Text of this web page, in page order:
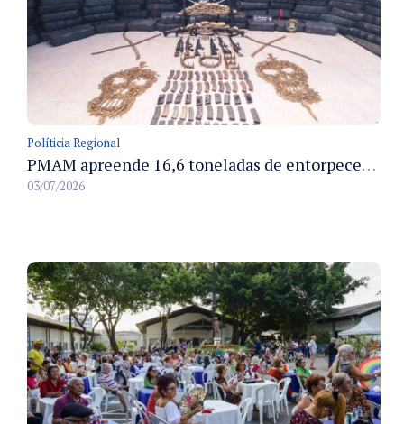
Políticia Regional
PMAM apreende 16,6 toneladas de entorpecentes e registra aumento nas prisões em flagrante e nas capturas de foragidos no primeiro semestre de 2026
03/07/2026